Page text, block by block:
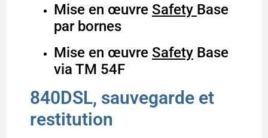
Mise en œuvre Safety Base
par bornes
Mise en œuvre Safety Base
via TM 54F
840DSL, sauvegarde et
restitution